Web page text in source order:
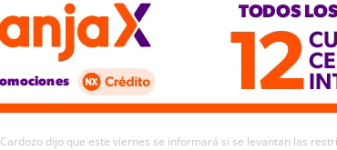
Cardozo dijo que este viernes se informará si se levantan las